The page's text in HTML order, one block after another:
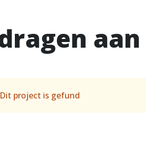
Dit project is gefund